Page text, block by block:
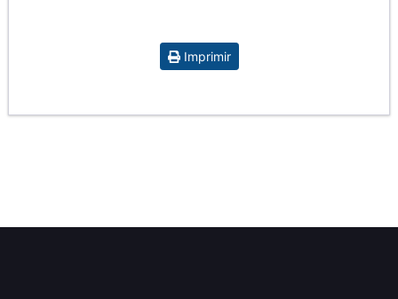
Imprimir